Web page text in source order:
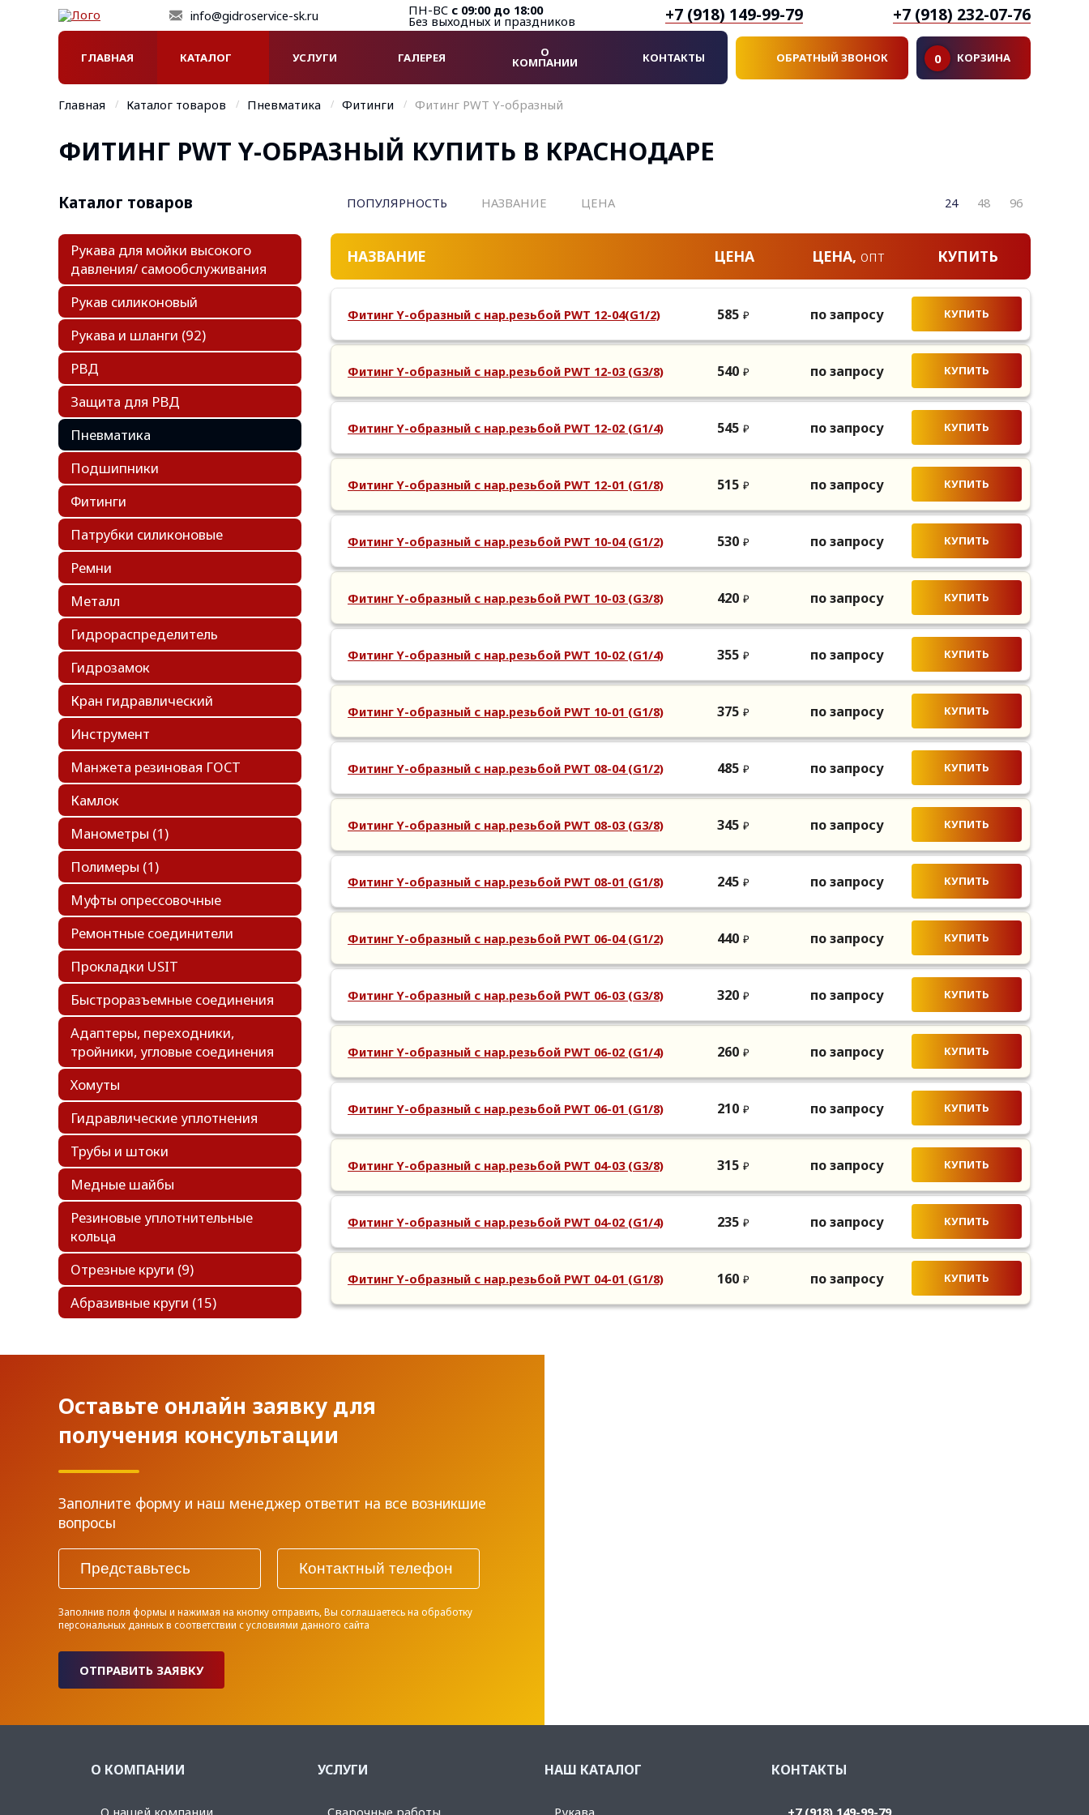
info@gidroservice-sk.ru ПН-ВС с 09:00 до 18:00
Без выходных и праздников +7 (918) 149-99-79 +7 (918) 232-07-76
ГЛАВНАЯ КАТАЛОГ УСЛУГИ ГАЛЕРЕЯ О
КОМПАНИИ КОНТАКТЫ ОБРАТНЫЙ ЗВОНОК 0 КОРЗИНА
Главная Каталог товаров Пневматика Фитинги Фитинг РWT Y-образный
ФИТИНГ РWT Y-ОБРАЗНЫЙ КУПИТЬ В КРАСНОДАРЕ
Каталог товаров
Рукава для мойки высокого
давления/ самообслуживания
Рукав силиконовый
Рукава и шланги (92)
РВД
Защита для РВД
Пневматика
Подшипники
Фитинги
Патрубки силиконовые
Ремни
Металл
Гидрораспределитель
Гидрозамок
Кран гидравлический
Инструмент
Манжета резиновая ГОСТ
Камлок
Манометры (1)
Полимеры (1)
Муфты опрессовочные
Ремонтные соединители
Прокладки USIT
Быстроразъемные соединения
Адаптеры, переходники,
тройники, угловые соединения
Хомуты
Гидравлические уплотнения
Трубы и штоки
Медные шайбы
Резиновые уплотнительные
кольца
Отрезные круги (9)
Абразивные круги (15)
ПОПУЛЯРНОСТЬ НАЗВАНИЕ ЦЕНА 24 48 96
НАЗВАНИЕ ЦЕНА ЦЕНА, опт КУПИТЬ
Фитинг Y-образный с нар.резьбой PWT 12-04(G1/2) 585 ₽ по запросу КУПИТЬ
Фитинг Y-образный с нар.резьбой PWT 12-03 (G3/8) 540 ₽ по запросу КУПИТЬ
Фитинг Y-образный с нар.резьбой PWT 12-02 (G1/4) 545 ₽ по запросу КУПИТЬ
Фитинг Y-образный с нар.резьбой PWT 12-01 (G1/8) 515 ₽ по запросу КУПИТЬ
Фитинг Y-образный с нар.резьбой PWT 10-04 (G1/2) 530 ₽ по запросу КУПИТЬ
Фитинг Y-образный с нар.резьбой PWT 10-03 (G3/8) 420 ₽ по запросу КУПИТЬ
Фитинг Y-образный с нар.резьбой PWT 10-02 (G1/4) 355 ₽ по запросу КУПИТЬ
Фитинг Y-образный с нар.резьбой PWT 10-01 (G1/8) 375 ₽ по запросу КУПИТЬ
Фитинг Y-образный с нар.резьбой PWT 08-04 (G1/2) 485 ₽ по запросу КУПИТЬ
Фитинг Y-образный с нар.резьбой PWT 08-03 (G3/8) 345 ₽ по запросу КУПИТЬ
Фитинг Y-образный с нар.резьбой PWT 08-01 (G1/8) 245 ₽ по запросу КУПИТЬ
Фитинг Y-образный с нар.резьбой PWT 06-04 (G1/2) 440 ₽ по запросу КУПИТЬ
Фитинг Y-образный с нар.резьбой PWT 06-03 (G3/8) 320 ₽ по запросу КУПИТЬ
Фитинг Y-образный с нар.резьбой PWT 06-02 (G1/4) 260 ₽ по запросу КУПИТЬ
Фитинг Y-образный с нар.резьбой PWT 06-01 (G1/8) 210 ₽ по запросу КУПИТЬ
Фитинг Y-образный с нар.резьбой PWT 04-03 (G3/8) 315 ₽ по запросу КУПИТЬ
Фитинг Y-образный с нар.резьбой PWT 04-02 (G1/4) 235 ₽ по запросу КУПИТЬ
Фитинг Y-образный с нар.резьбой PWT 04-01 (G1/8) 160 ₽ по запросу КУПИТЬ
Оставьте онлайн заявку для
получения консультации
Заполните форму и наш менеджер ответит на все возникшие
вопросы
Заполнив поля формы и нажимая на кнопку отправить, Вы соглашаетесь на обработку
персональных данных в соответствии сусловиями данного сайта
ОТПРАВИТЬ ЗАЯВКУ
О КОМПАНИИ
О нашей компании
УСЛУГИ
Сварочные работы
НАШ КАТАЛОГ
Рукава
КОНТАКТЫ
+7 (918) 149-99-79